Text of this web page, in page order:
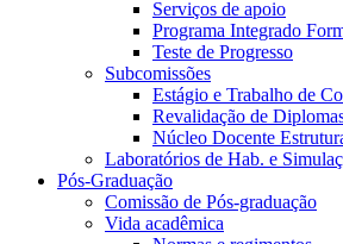
Serviços de apoio
Programa Integrado
Teste de Progresso
Subcomissões
Estágio e Trabalho de
Revalidação de
Núcleo Docente
Laboratórios de Hab. e
Pós-Graduação
Comissão de Pós-graduação
Vida acadêmica